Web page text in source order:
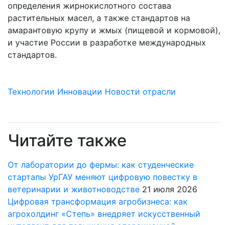
определения жирнокислотного состава
растительных масел, а также стандартов на
амарантовую крупу и жмых (пищевой и кормовой),
и участие России в разработке международных
стандартов.
Технологии Инновации Новости отрасли
Читайте также
От лаборатории до фермы: как студенческие
стартапы УрГАУ меняют цифровую повестку в
ветеринарии и животноводстве 21 июля 2026
Цифровая трансформация агробизнеса: как
агрохолдинг «Степь» внедряет искусственный